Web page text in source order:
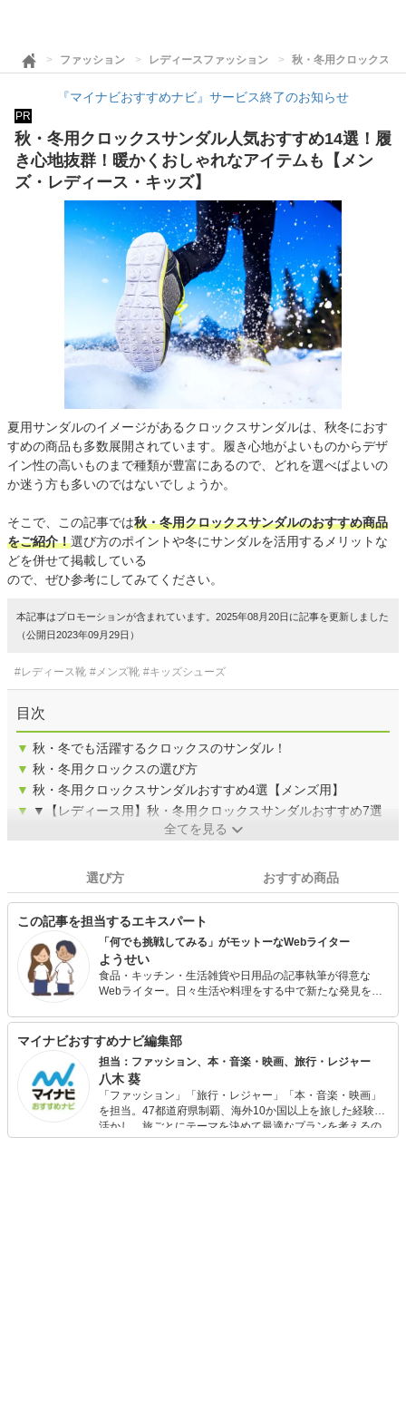
ファッション レディースファッション 秋・冬用クロックスサ
『マイナビおすすめナビ』サービス終了のお知らせ
PR
秋・冬用クロックスサンダル人気おすすめ14選！履
き心地抜群！暖かくおしゃれなアイテムも【メン
ズ・レディース・キッズ】
夏用サンダルのイメージがあるクロックスサンダルは、秋冬におす
すめの商品も多数展開されています。履き心地がよいものからデザ
イン性の高いものまで種類が豊富にあるので、どれを選べばよいの
か迷う方も多いのではないでしょうか。
そこで、この記事では秋・冬用クロックスサンダルのおすすめ商品
をご紹介！選び方のポイントや冬にサンダルを活用するメリットな
どを併せて掲載している
ので、ぜひ参考にしてみてください。
本記事はプロモーションが含まれています。2025年08月20日に記事を更新しました
（公開日2023年09月29日）
#レディース靴 #メンズ靴 #キッズシューズ
目次
▼ 秋・冬でも活躍するクロックスのサンダル！
▼ 秋・冬用クロックスの選び方
▼ 秋・冬用クロックスサンダルおすすめ4選【メンズ用】
▼
▼【レディース用】秋・冬用クロックスサンダルおすすめ7選
全てを見る
選び方 おすすめ商品
この記事を担当するエキスパート
「何でも挑戦してみる」がモットーなWebライター
ようせい
食品・キッチン・生活雑貨や日用品の記事執筆が得意な
Webライター。日々生活や料理をする中で新たな発見を楽
者の方からの辛口意見をはじめ、さまざまなご意見に耳を
傾けながら記事作りに全力を注ぎます。
マイナビおすすめナビ編集部
担当：ファッション、本・音楽・映画、旅行・レジャー
八木 葵
「ファッション」「旅行・レジャー」「本・音楽・映画」
を担当。47都道府県制覇、海外10か国以上を旅した経験を
活かし、旅ごとにテーマを決めて最適なプランを考えるの
が得意。また、アパレルショップでの販売経験もあり。誰